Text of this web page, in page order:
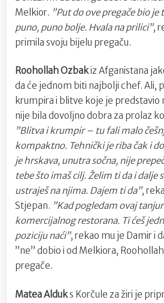
Melkior. ”Put do ove pregače bio
puno, puno bolje. Hvala na prilici”,
primila svoju bijelu pregaču.
Roohollah Ozbakiz Afganistana
da će jednom biti najbolji chef. Ali,
krumpira i blitve koje je predstavio
nije bila dovoljno dobra za prolaz
”Blitva i krumpir – tu fali malo
kompaktno. Tehnički je riba čak i
je hrskava, unutra sočna, nije
tebe što imaš cilj. Želim ti da i dalje
ustraješ na njima. Dajem ti da”,
Stjepan. ”Kad pogledam ovaj
komercijalnog restorana. Ti ćeš
poziciju naći”, rekao mu je Damir i
”ne” dobio i od Melkiora,
pregače.
Matea Alduks Korčule za žiri je